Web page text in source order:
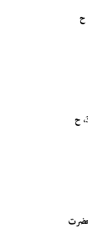
حرف الكاف، باب 3470، ح
[12] ميزان الحكمه، ج 9، حرف الكاف، باب 3470، ح